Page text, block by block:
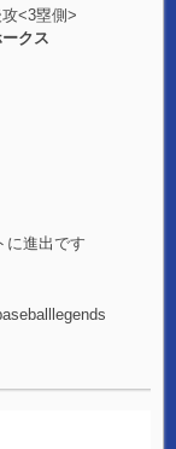
側>
クス
に進出です